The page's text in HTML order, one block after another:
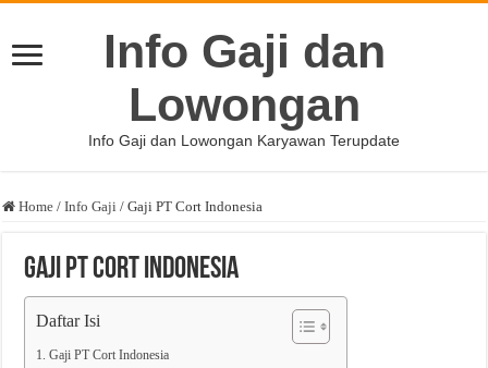
Info Gaji dan
Lowongan
Info Gaji dan Lowongan Karyawan Terupdate
Home / Info Gaji / Gaji PT Cort Indonesia
Gaji PT Cort Indonesia
Daftar Isi
Gaji PT Cort Indonesia